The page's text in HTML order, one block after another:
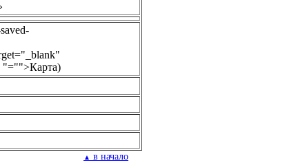
"="">Карта)
▲ в начало